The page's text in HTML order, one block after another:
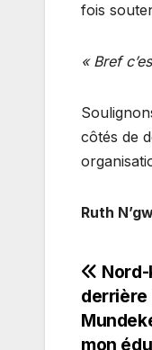
fois
« Bref
côtés de
Ruth
de
derrière
mon